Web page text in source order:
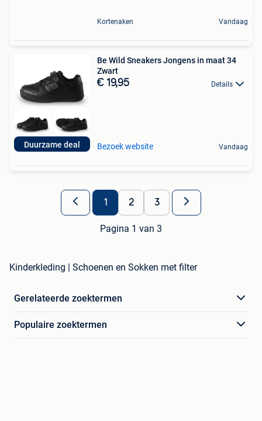
Kortenaken Vandaag
Duurzame deal
Be Wild Sneakers Jongens in maat 34
Zwart
€ 19,95 Details
Bezoek website Vandaag
1 2 3
Pagina 1 van 3
Kinderkleding | Schoenen en Sokken met filter
Gerelateerde zoektermen
Populaire zoektermen